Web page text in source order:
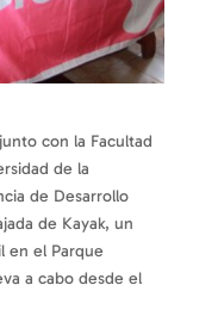
con la Facultad
de la
de Desarrollo
de Kayak, un
en el Parque
a cabo desde el